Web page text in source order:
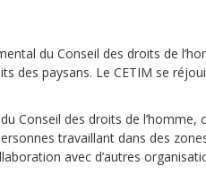
les victimes des
droits Collection droits
Cahiers
du Conseil des droits de
des paysans. Le CETIM se
Conseil des droits de l’homme,
travaillant dans des
avec d’autres